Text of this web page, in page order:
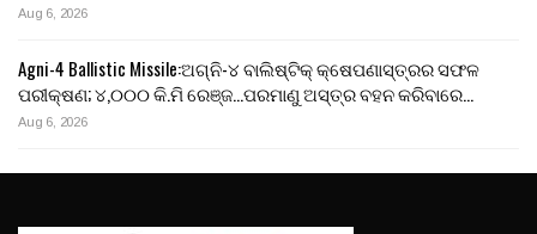
Aug 6, 2026
Agni-4 Ballistic Missile:ଅଗ୍ନି-୪ ବାଲିଷ୍ଟିକ୍ କ୍ଷେପଣାସ୍ତ୍ରର ସଫଳ
ପରୀକ୍ଷଣ; ୪,୦୦୦ କି.ମି ରେଞ୍ଜ…ପରମାଣୁ ଅସ୍ତ୍ର ବହନ କରିବାରେ…
Aug 6, 2026